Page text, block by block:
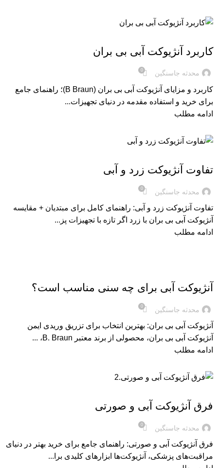
کاربرد آنژیوکت آبی بی بران
محدثه جاسنگین 0
کاربرد و مزایای آنژیوکت آبی بی بران (B Braun)؛ راهنمای جامع
برای خرید و استفاده مقدمه در دنیای تجهیزات...
ادامه مطلب
تفاوت آنژیوکت زرد و آبی
محدثه جاسنگین 0
تفاوت آنژیوکت زرد و آبی: راهنمای کامل برای مبتدیان + مقایسه
آنژیوکت آبی بی بران با زرد اگر تازه با تجهیزات پز...
ادامه مطلب
آنژیوکت آبی برای چه سنی مناسب است؟
محدثه جاسنگین 0
آنژیوکت آبی بی بران: بهترین انتخاب برای تزریق وریدی ایمن
آنژیوکت آبی بی بران، محصولی از برند معتبر B. Braun، ...
ادامه مطلب
فرق آنژیوکت آبی و صورتی
محدثه جاسنگین 0
فرق آنژیوکت آبی و صورتی: راهنمای جامع برای خرید بهتر در دنیای
مراقبت‌های پزشکی، آنژیوکت‌ها ابزارهای کلیدی برا...